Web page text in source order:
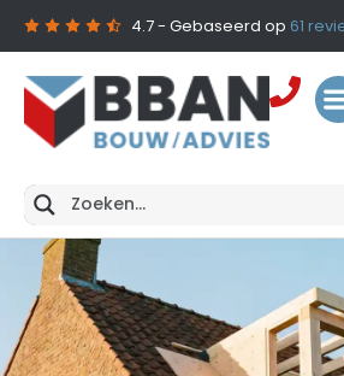
4.7- Gebaseerd op 61